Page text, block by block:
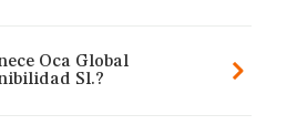
Oca Global
Sl.?